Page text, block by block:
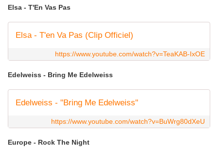
Elsa - T'En Vas Pas
Elsa - T'en Va Pas (Clip Officiel)
https://www.youtube.com/watch?v=TeaKAB-IxOE
Edelweiss - Bring Me Edelweiss
Edelweiss - "Bring Me Edelweiss"
https://www.youtube.com/watch?v=BuWrg80dXeU
Europe - Rock The Night